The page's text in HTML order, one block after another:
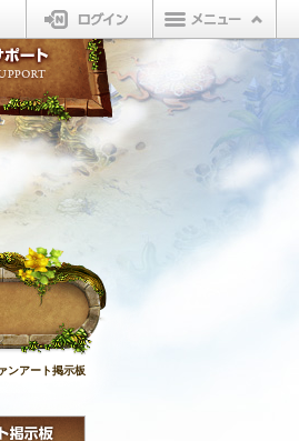
ログイン
ンアート掲示板
示板
ップ
販売アイテム
ビューティーショップ
ープンマーケット
不具合対応状況